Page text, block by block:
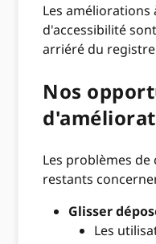
Les améliorations
d'accessibilité
arriéré du
Nos
Les problèmes de
restants
Glisser
Les